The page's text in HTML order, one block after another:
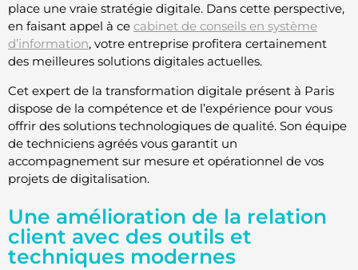
place une vraie stratégie digitale. Dans cette perspective,
en faisant appel à ce cabinet de conseils en système
d’information, votre entreprise profitera certainement
des meilleures solutions digitales actuelles.
Cet expert de la transformation digitale présent à Paris
dispose de la compétence et de l’expérience pour vous
offrir des solutions technologiques de qualité. Son équipe
de techniciens agréés vous garantit un
accompagnement sur mesure et opérationnel de vos
projets de digitalisation.
Une amélioration de la relation
client avec des outils et
techniques modernes